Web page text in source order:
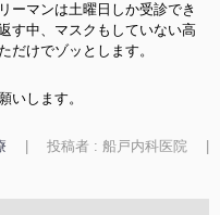
ーマンは土曜日しか受診でき
す中、マスクもしていない高
だけでゾッとします。
いします。
投稿者 : 船戸内科医院